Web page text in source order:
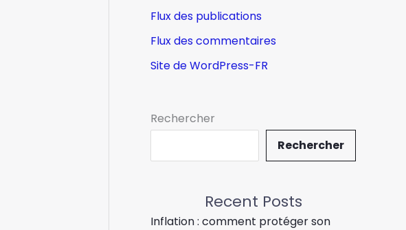
Flux des publications
Flux des commentaires
Site de WordPress-FR
Rechercher
Rechercher
Recent Posts
Inflation : comment protéger son